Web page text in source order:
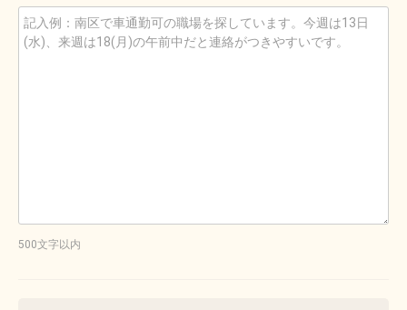
500文字以内